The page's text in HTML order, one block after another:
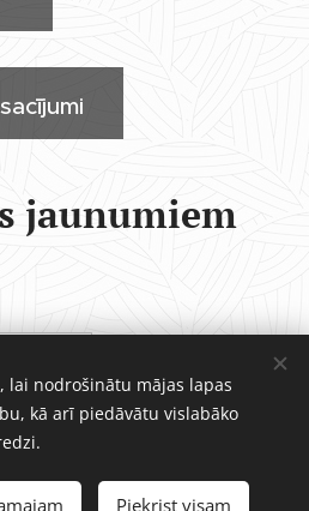
jaunumiem
lai nodrošinātu mājas lapas
kā arī piedāvātu vislabāko
Piekrist visam